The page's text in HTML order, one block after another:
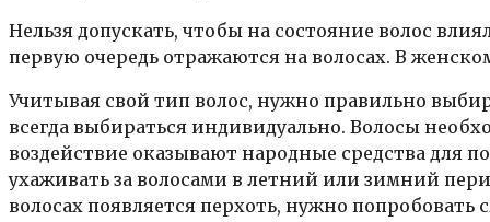
Нельзя допускать, чтобы на состояние волос
первую очередь отражаются на волосах. В
Учитывая свой тип волос, нужно правильно
всегда выбираться индивидуально. Волосы
воздействие оказывают народные средства для
ухаживать за волосами в летний или зимний
волосах появляется перхоть, нужно